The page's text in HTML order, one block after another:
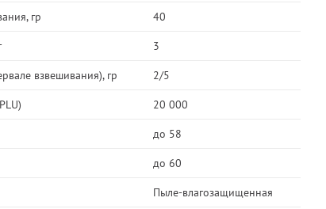
гр 40
3
взвешивания), гр 2/5
20 000
до 58
до 60
Пыле-влагозащищенная